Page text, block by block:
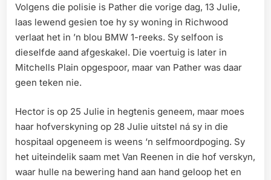
Volgens die polisie is Pather die vorige dag, 13 Julie,
laas lewend gesien toe hy sy woning in Richwood
verlaat het in ’n blou BMW 1-reeks. Sy selfoon is
dieselfde aand afgeskakel. Die voertuig is later in
Mitchells Plain opgespoor, maar van Pather was daar
geen teken nie.
Hector is op 25 Julie in hegtenis geneem, maar moes
haar hofverskyning op 28 Julie uitstel ná sy in die
hospitaal opgeneem is weens ‘n selfmoordpoging. Sy
het uiteindelik saam met Van Reenen in die hof verskyn,
waar hulle na bewering hand aan hand geloop het en